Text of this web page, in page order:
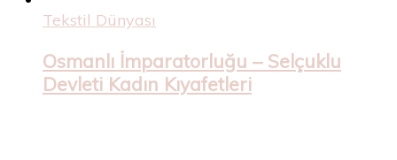
Tekstil Dünyası
Osmanlı İmparatorluğu – Selçuklu
Devleti Kadın Kıyafetleri